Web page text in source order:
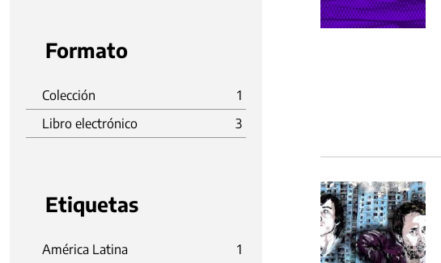
Formato
Colección
1
Libro electrónico
3
Etiquetas
América Latina
1